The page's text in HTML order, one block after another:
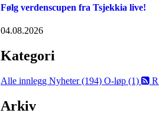
Følg verdenscupen fra Tsjekkia live!
04.08.2026
Kategori
Alle innlegg Nyheter (194) O-løp (1)
Arkiv